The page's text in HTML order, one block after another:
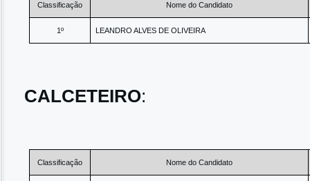
Classificação Nome do Candidato
1º LEANDRO ALVES DE OLIVEIRA
CALCETEIRO:
Classificação Nome do Candidato